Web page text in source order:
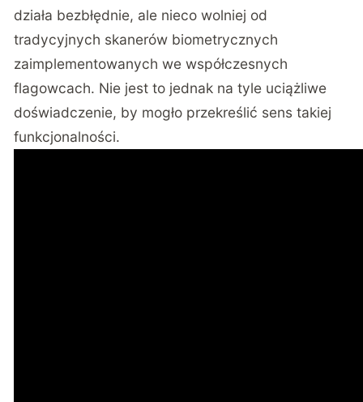
działa bezbłędnie, ale nieco wolniej od
tradycyjnych skanerów biometrycznych
zaimplementowanych we współczesnych
flagowcach. Nie jest to jednak na tyle uciążliwe
doświadczenie, by mogło przekreślić sens takiej
funkcjonalności.